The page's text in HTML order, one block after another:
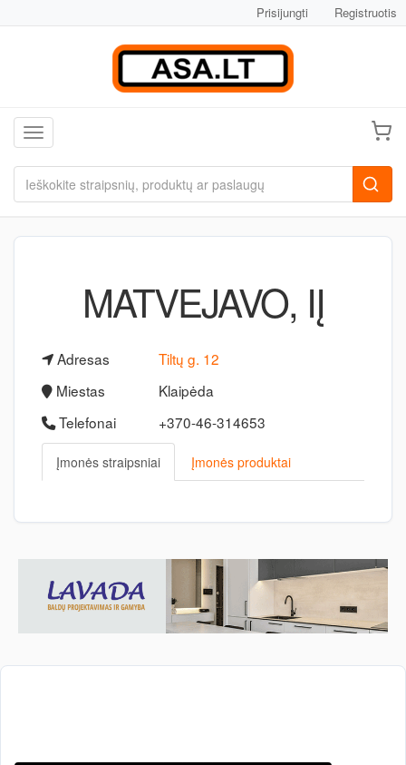
Prisijungti Registruotis
Toggle navigation
MATVEJAVO, IĮ
Adresas
Tiltų g. 12
Miestas
Klaipėda
Telefonai
+370-46-314653
Įmonės straipsniai Įmonės produktai